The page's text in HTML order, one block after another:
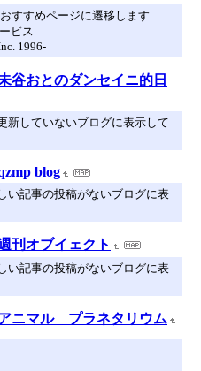
すすめページに遷移します
ビス
1996-
谷おとのダンセイニ的日
新していないブログに表示して
blog
い記事の投稿がないブログに表
刊オブイェクト
い記事の投稿がないブログに表
ニマル プラネタリウム